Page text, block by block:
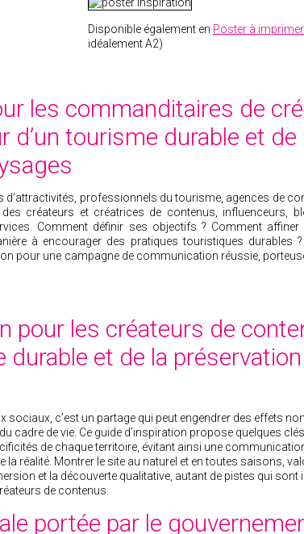
Disponible également en Poster à imprimer
idéalement A2)
les commanditaires de
d’un tourisme durable et de
professionnels du tourisme, agences de
créateurs et créatrices de contenus, influenceurs,
Comment définir ses objectifs ? Comment affiner
à encourager des pratiques touristiques durables
pour une campagne de communication réussie,
pour les créateurs de
durable et de la
sociaux, c’est un partage qui peut engendrer des effets
cadre de vie. Ce guide d’inspiration propose quelques
de chaque territoire, évitant ainsi une
réalité. Montrer le site au naturel et en toutes saisons,
et la découverte qualitative, autant de pistes qui sont
de contenus.
portée par le